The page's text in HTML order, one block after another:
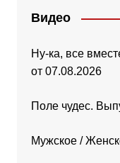
Видео
Ну-ка, все
от 07.08.2026
Поле чудес.
Мужское /